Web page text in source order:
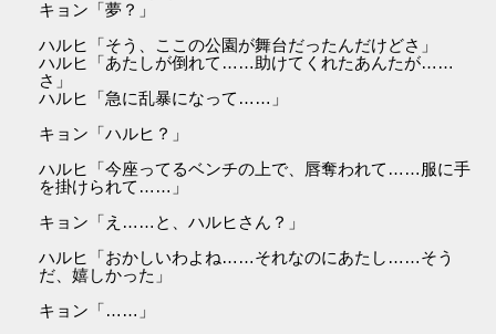
キョン「夢？」
ハルヒ「そう、ここの公園が舞台だったんだけどさ」
ハルヒ「あたしが倒れて……助けてくれたあんたが……
さ」
ハルヒ「急に乱暴になって……」
キョン「ハルヒ？」
ハルヒ「今座ってるベンチの上で、唇奪われて……服に手
を掛けられて……」
キョン「え……と、ハルヒさん？」
ハルヒ「おかしいわよね……それなのにあたし……そう
だ、嬉しかった」
キョン「……」